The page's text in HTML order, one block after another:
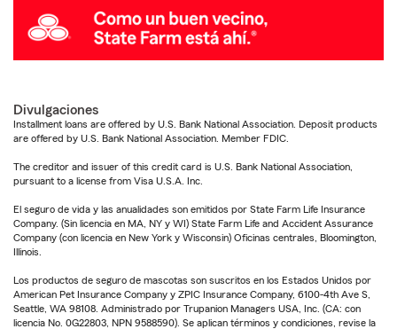
Divulgaciones
Installment loans are offered by U.S. Bank National Association. Deposit products
are offered by U.S. Bank National Association. Member FDIC.
The creditor and issuer of this credit card is U.S. Bank National Association,
pursuant to a license from Visa U.S.A. Inc.
El seguro de vida y las anualidades son emitidos por State Farm Life Insurance
Company. (Sin licencia en MA, NY y WI) State Farm Life and Accident Assurance
Company (con licencia en New York y Wisconsin) Oficinas centrales, Bloomington,
Illinois.
Los productos de seguro de mascotas son suscritos en los Estados Unidos por
American Pet Insurance Company y ZPIC Insurance Company, 6100-4th Ave S,
Seattle, WA 98108. Administrado por Trupanion Managers USA, Inc. (CA: con
licencia No. 0G22803, NPN 9588590). Se aplican términos y condiciones, revise la